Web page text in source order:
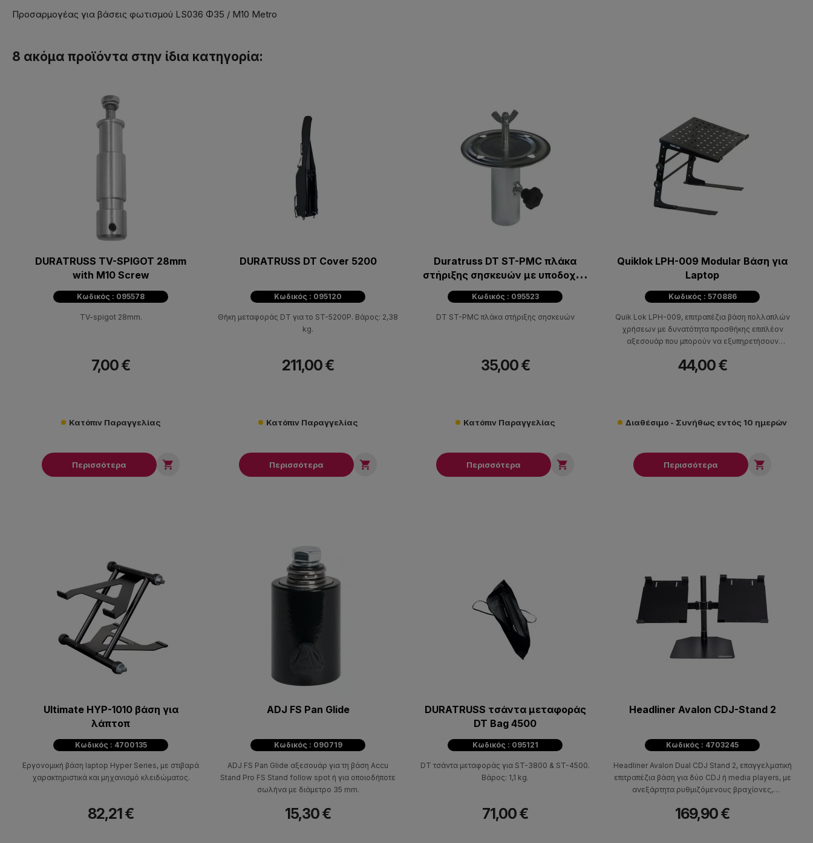
Προσαρμογέας για βάσεις φωτισμού LS036 Φ35 / Μ10 Metro
8 ακόμα προϊόντα στην ίδια κατηγορία:
DURATRUSS TV-SPIGOT 28mm
with M10 Screw
Κωδικός : 095578
TV-spigot 28mm.
7,00 €
Κατόπιν Παραγγελίας
Περισσότερα 
DURATRUSS DT Cover 5200
Κωδικός : 095120
Θήκη μεταφοράς DT για το ST-5200P. Βάρος: 2,38
kg.
211,00 €
Κατόπιν Παραγγελίας
Περισσότερα 
Duratruss DT ST-PMC πλάκα
στήριξης σησκευών με υποδοχές
διαμέτρου 35mm
Κωδικός : 095523
DT ST-PMC πλάκα στήριξης σησκευών
35,00 €
Κατόπιν Παραγγελίας
Περισσότερα 
Quiklok LPH-009 Modular Βάση για
Laptop
Κωδικός : 570886
Quik Lok LPH-009, επιτραπέζια βάση πολλαπλών
χρήσεων με δυνατότητα προσθήκης επιπλέον
αξεσουάρ που μπορούν να εξυπηρετήσουν
44,00 €
Διαθέσιμο - Συνήθως εντός 10 ημερών
Περισσότερα 
Ultimate HYP-1010 βάση για
λάπτοπ
Κωδικός : 4700135
Εργονομική βάση laptop Hyper Series, με στιβαρά
χαρακτηριστικά και μηχανισμό κλειδώματος.
82,21 €
ADJ FS Pan Glide
Κωδικός : 090719
ADJ FS Pan Glide αξεσουάρ για τη βάση Accu
Stand Pro FS Stand follow spot ή για οποιοδήποτε
σωλήνα με διάμετρο 35 mm.
15,30 €
DURATRUSS τσάντα μεταφοράς
DT Bag 4500
Κωδικός : 095121
DT τσάντα μεταφοράς για ST-3800 & ST-4500.
Βάρος: 1,1 kg.
71,00 €
Headliner Avalon CDJ-Stand 2
Κωδικός : 4703245
Headliner Avalon Dual CDJ Stand 2, επαγγελματική
επιτραπέζια βάση για δύο CDJ ή media players, με
ανεξάρτητα ρυθμιζόμενους βραχίονες,
επιφανειών στήριξης και στιβαρή ατσάλινη βάση
169,90 €